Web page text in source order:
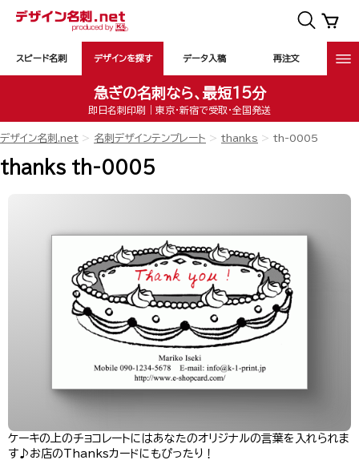
スピード名刺 デザインを探す データ入稿 再注文
急ぎの名刺なら、最短15分
即日名刺印刷｜東京・新宿で受取・全国発送
デザイン名刺.net 名刺デザインテンプレート thanks th-0005
thanks th-0005
ケーキの上のチョコレートにはあなたのオリジナルの言葉を入れられま
す♪お店のThanksカードにもぴったり！